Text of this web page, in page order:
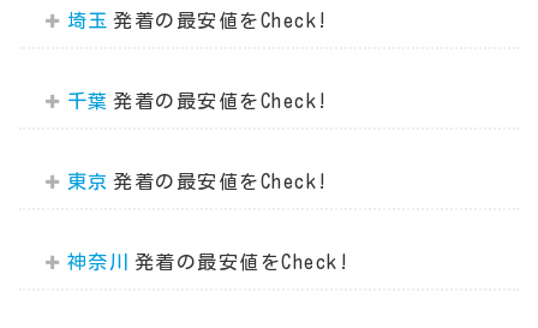
埼玉
千葉
東京
神奈川